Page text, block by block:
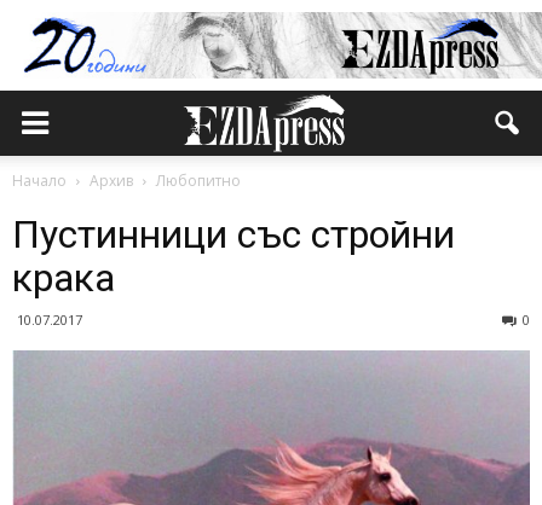
Начало Архив Любопитно
Пустинници със стройни
крака
10.07.2017 0